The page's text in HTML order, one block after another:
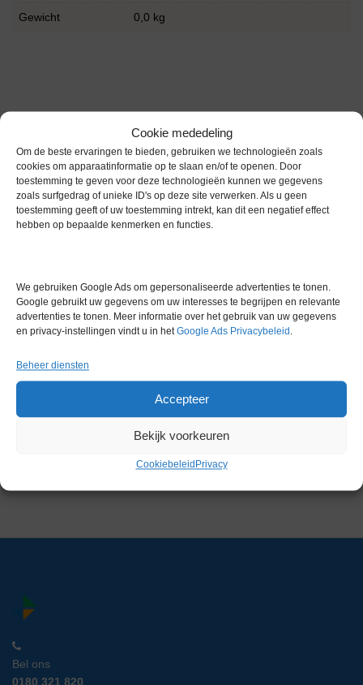
Cookie mededeling
Om de beste ervaringen te bieden, gebruiken we technologieën zoals
cookies om apparaatinformatie op te slaan en/of te openen. Door
toestemming te geven voor deze technologieën kunnen we gegevens
zoals surfgedrag of unieke ID's op deze site verwerken. Als u geen
toestemming geeft of uw toestemming intrekt, kan dit een negatief effect
hebben op bepaalde kenmerken en functies.
We gebruiken Google Ads om gepersonaliseerde advertenties te tonen.
Google gebruikt uw gegevens om uw interesses te begrijpen en relevante
advertenties te tonen. Meer informatie over het gebruik van uw gegevens
en privacy-instellingen vindt u in hetGoogle Ads Privacybeleid .
Beheer diensten
Accepteer
Bekijk voorkeuren
Cookiebeleid Privacy
Gewicht 0,0 kg
Gerelateerde producten
Gereserveerd
Bel ons
0180 321 820